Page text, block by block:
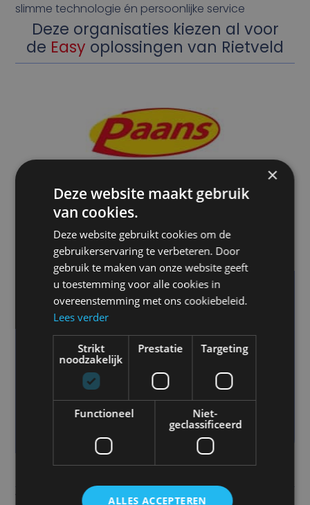
slimme technologie én persoonlijke service
Deze organisaties kiezen al voor
de Easy oplossingen van Rietveld
“Wij hebben eerst een pilot gedraaid van
een half jaar met twee verschillende
systemen. De functionaliteiten, de kennis
en de klantvriendelijkheid van Rietveld
hebben de doorslag gegeven.”
QUINTY KREBBERS | TRANSPORT
MANAGER MERCOM
Wat ons anders maakt
We luisteren. En begrijpen de wereld waarin je
×
Deze website maakt gebruik
van cookies.
Deze website gebruikt cookies om de
gebruikerservaring te verbeteren. Door
gebruik te maken van onze website geeft
u toestemming voor alle cookies in
overeenstemming met ons cookiebeleid.
Lees verder
Strikt
noodzakelijk
Prestatie Targeting
Functioneel
Niet-
geclassificeerd
ALLES ACCEPTEREN